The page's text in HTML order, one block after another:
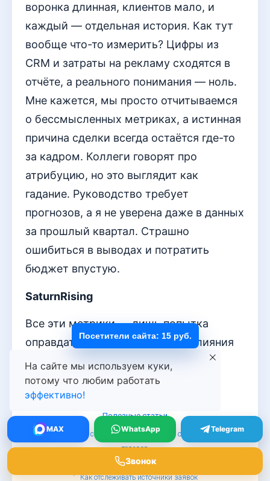
воронка длинная, клиентов мало, и
каждый — отдельная история. Как тут
вообще что-то измерить? Цифры из
CRM и затраты на рекламу сходятся в
отчёте, а реального понимания — ноль.
Мне кажется, мы просто отчитываемся
о бессмысленных метриках, а истинная
причина сделки всегда остаётся где-то
за кадром. Коллеги говорят про
атрибуцию, но это выглядит как
гадание. Руководство требует
прогнозов, а я не уверена даже в данных
за прошлый квартал. Страшно
ошибиться в выводах и потратить
бюджет впустую.
SaturnRising
Все эти метрики — лишь попытка
оправдать бюджет. Реального влияния
не измерить.
Полезные статьи
Эффективные стратегии маркетинга для ортопедических
товаров
Телефонная аналитика сложных продаж
Как отслеживать источники заявок
На сайте мы используем куки,
потому что любим работать
эффективно!
MAX WhatsApp Telegram
Звонок
Посетители сайта: 15 руб.